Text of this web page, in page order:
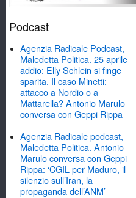
Podcast
Agenzia Radicale Podcast,
Maledetta Politica. 25 aprile
addio: Elly Schlein si finge
sparita. Il caso Minetti:
attacco a Nordio o a
Mattarella? Antonio Marulo
conversa con Geppi Rippa
Agenzia Radicale podcast,
Maledetta Politica. Antonio
Marulo conversa con Geppi
Rippa: ‘CGIL per Maduro, il
silenzio sull’Iran, la
propaganda dell’ANM’